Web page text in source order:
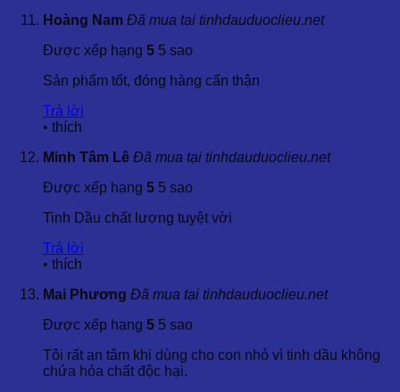
Hãy liên hệ với Dalosa Việt Nam để khám phá thêm về các
loại tinh dầu tự nhiên và sản phẩm chăm sóc sức khỏe mà
chúng tôi cung cấp.
Hoàng Nam Đã mua tại tinhdauduoclieu.net
Được xếp hạng 5 5 sao
Sản phẩm tốt, đóng hàng cẩn thận
Trả lời
• thích
Minh Tâm Lê Đã mua tại tinhdauduoclieu.net
Được xếp hạng 5 5 sao
Tinh Dầu chất lượng tuyệt vời
Trả lời
• thích
Mai Phương Đã mua tại tinhdauduoclieu.net
Được xếp hạng 5 5 sao
Tôi rất an tâm khi dùng cho con nhỏ vì tinh dầu không
chứa hóa chất độc hại.